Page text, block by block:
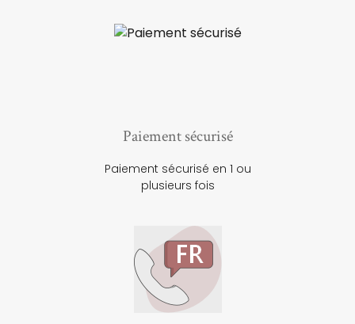
Paiement sécurisé
Paiement sécurisé en 1 ou
plusieurs fois